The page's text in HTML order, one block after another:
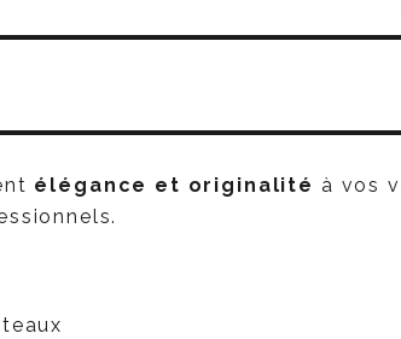
élégance et originalité à vos